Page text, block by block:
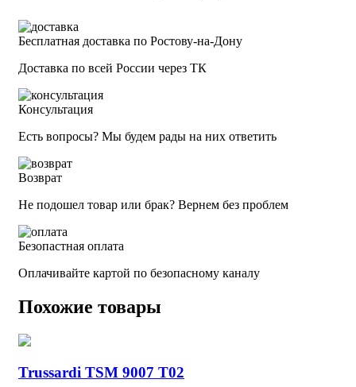
Бесплатная доставка по Ростову-на-Дону
Доставка по всей России через ТК
Консультация
Есть вопросы? Мы будем рады на них ответить
Возврат
Не подошел товар или брак? Вернем без проблем
Безопастная оплата
Оплачивайте картой по безопасному каналу
Похожие товары
Trussardi TSM 9007 T02